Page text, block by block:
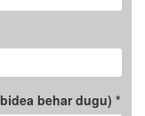
behar dugu) *